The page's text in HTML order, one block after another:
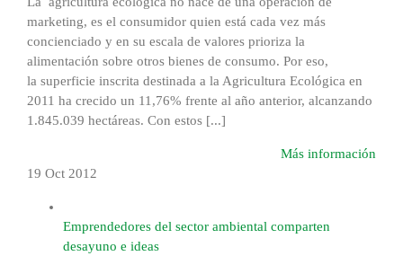
marketing, es el consumidor quien está cada vez más
concienciado y en su escala de valores prioriza la
alimentación sobre otros bienes de consumo. Por eso,
la superficie inscrita destinada a la Agricultura Ecológica en
2011 ha crecido un 11,76% frente al año anterior, alcanzando
1.845.039 hectáreas. Con estos [...]
Más información
19 Oct 2012
Emprendedores del sector ambiental comparten
desayuno e ideas